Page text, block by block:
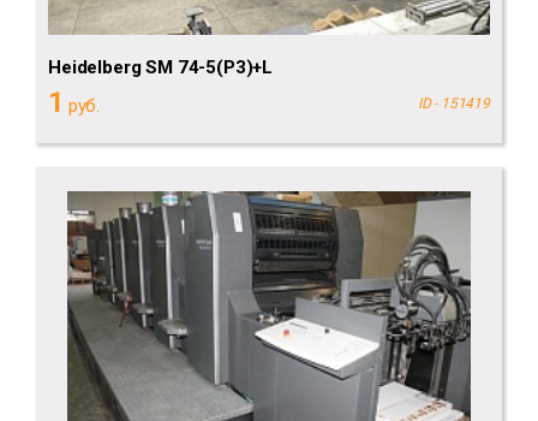
Heidelberg SM 74-5(P3)+L
1 руб. ID - 151419